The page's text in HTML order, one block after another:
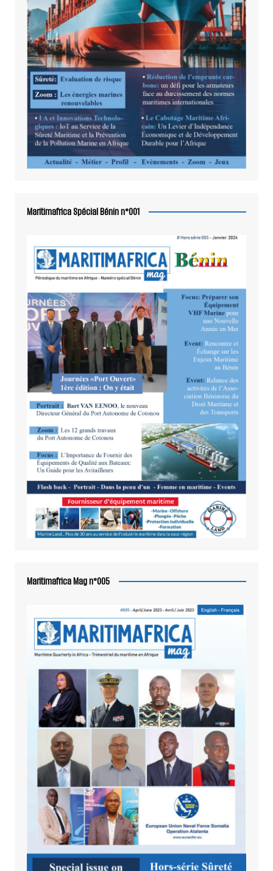
Maritimafrica Spécial Bénin n°001
Maritimafrica Mag n°005